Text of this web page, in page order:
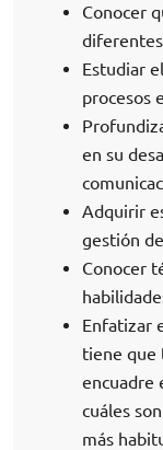
Conocer
Estudiar
procesos
en su
Adquirir
gestión
Conocer
Enfatizar
tiene que
encuadre
cuáles
más